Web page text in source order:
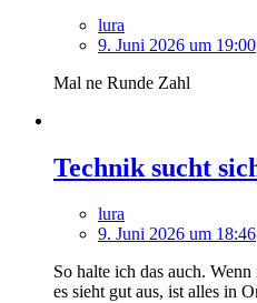
lura
9. Juni 2026 um 19:00
Mal ne Runde Zahl
Technik sucht
lura
9. Juni 2026 um 18:46
So halte ich das auch.
es sieht gut aus, ist alles in